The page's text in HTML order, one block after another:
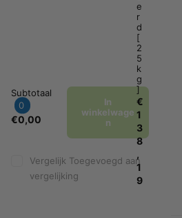
Subtotaal
0
€0,00
In
winkelwage
n
Vergelijk Toegevoegd aan
vergelijking
e
r
d
[
2
5
k
g
]
€
1
3
8
,
1
9